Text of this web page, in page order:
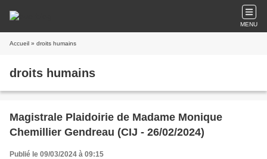
MENU
Accueil » droits humains
droits humains
Magistrale Plaidoirie de Madame Monique
Chemillier Gendreau (CIJ - 26/02/2024)
Publié le 09/03/2024 à 09:15